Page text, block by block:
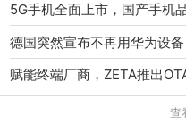
5G手机全面上市，国产手机
德国突然宣布不再用华为设
赋能终端厂商，ZETA推出
查